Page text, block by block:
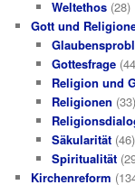
Weltethos(28)
Gott und
Gottesfrage
Religion und
Religionen (33)
Säkularität(46)
Spiritualität
Kirchenreform